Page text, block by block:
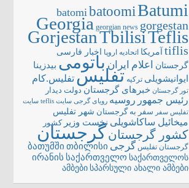
batomibatoomiBatumi
Georgia georgian news gorgestan
GorjestanTbilisiTeflis
tiflis آمریکا اتحادیه اروپا
اخبار فارسی
گرجستان
اعلام ایران باتومی بیدزینا
ایوانیشویلی ترکیه تفلیستفلیس.کام
تور گرجستان خبرهای گرجستان دولت دیدار
رئیس جمهور روسیه رویای گرجی سایت teflis
سایت
تفلیس سفر سفر به گرجستان شهر تفلیس
میخائیل ساکاشویلی نخست وزیر کشور
کشور گرجستانگرجستان
گرجستان تفلیس گرجی ბათუმში თბილისი
ირანის საქართველო საქართველოს
ამბები სპარსული ახალი ამბები